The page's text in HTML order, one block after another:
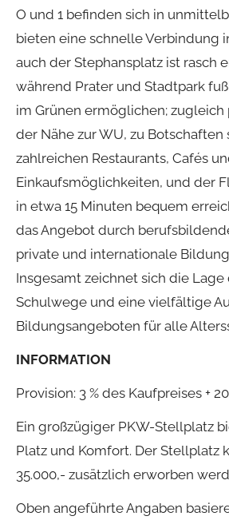
O und 1 befinden sich in
bieten eine schnelle Verbindung
auch der Stephansplatz ist rasch
während Prater und Stadtpark
im Grünen ermöglichen; zugleich
der Nähe zur WU, zu Botschaften
zahlreichen Restaurants, Cafés
Einkaufsmöglichkeiten, und der
in etwa 15 Minuten bequem
das Angebot durch
private und internationale
Insgesamt zeichnet sich die Lage
Schulwege und eine vielfältige
Bildungsangeboten für alle
INFORMATION
Provision: 3 % des Kaufpreises +
Ein großzügiger PKW-Stellplatz
Platz und Komfort. Der Stellplatz
35.000,- zusätzlich erworben
Oben angeführte Angaben